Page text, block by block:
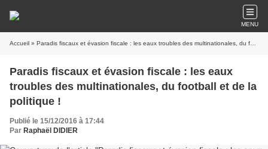
MENU
Accueil » Paradis fiscaux et évasion fiscale : les eaux troubles des multinationales, du football et de la politique !
Paradis fiscaux et évasion fiscale : les eaux
troubles des multinationales, du football et de la
politique !
Publié le 15/12/2016 à 17:44
Par Raphaël DIDIER